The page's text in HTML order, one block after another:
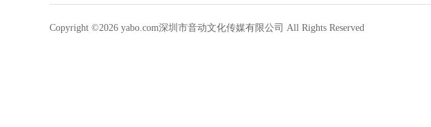
Copyright ©2026 yabo.com深圳市音动文化传媒有限公司 All Rights Reserved